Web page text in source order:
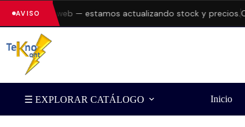
AVISO
en la web — estamos actualizando stock y precios.
☰ EXPLORAR CATÁLOGO Inicio